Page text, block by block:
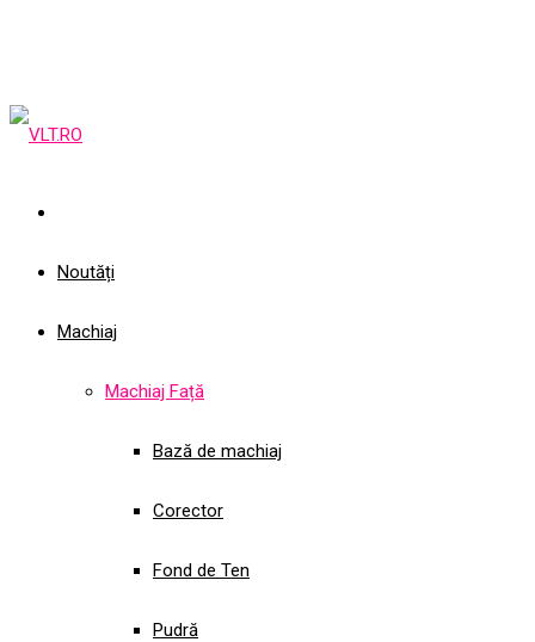
Noutăți
Machiaj
Machiaj Față
Bază de machiaj
Corector
Fond de Ten
Pudră